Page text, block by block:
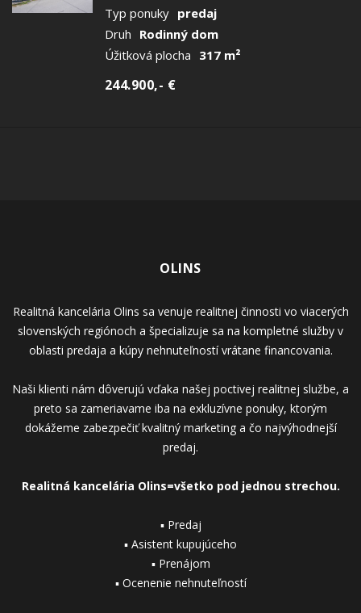
Typ ponuky predaj
Druh Rodinný dom
Úžitková plocha 317 m²
244.900,- €
OLINS
Realitná kancelária Olins sa venuje realitnej činnosti vo viacerých
slovenských regiónoch a špecializuje sa na kompletné služby v
oblasti predaja a kúpy nehnuteľností vrátane financovania.
Naši klienti nám dôverujú vďaka našej poctivej realitnej službe, a
preto sa zameriavame iba na exkluzívne ponuky, ktorým
dokážeme zabezpečiť kvalitný marketing a čo najvýhodnejší
predaj.
Realitná kancelária Olins=všetko pod jednou strechou.
▪ Predaj
▪ Asistent kupujúceho
▪ Prenájom
▪ Ocenenie nehnuteľností